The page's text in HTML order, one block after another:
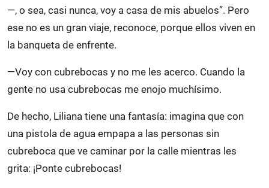
—, o sea, casi nunca, voy a casa de mis abuelos”. Pero
ese no es un gran viaje, reconoce, porque ellos viven en
la banqueta de enfrente.
—Voy con cubrebocas y no me les acerco. Cuando la
gente no usa cubrebocas me enojo muchísimo.
De hecho, Liliana tiene una fantasía: imagina que con
una pistola de agua empapa a las personas sin
cubreboca que ve caminar por la calle mientras les
grita: ¡Ponte cubrebocas!